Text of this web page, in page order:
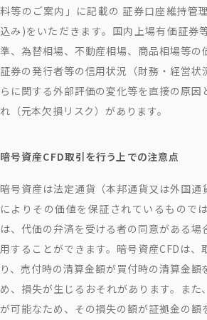
料等のご案内」に記載の 証券口座維持管
込み)をいただきます。国内上場有価証券
準、為替相場、不動産相場、商品相場等の
証券の発行者等の信用状況（財務・経営状
らに関する外部評価の変化等を直接の原因
れ（元本欠損リスク）があります。
暗号資産CFD取引を行う上での注意点
暗号資産は法定通貨（本邦通貨又は外国通
によりその価値を保証されているもので
は、代価の弁済を受ける者の同意がある場
用することができます。暗号資産CFDは、
り、売付時の清算金額が買付時の清算金額
め、損失が生じるおそれがあります。また
が可能なため、その損失の額が証拠金の額